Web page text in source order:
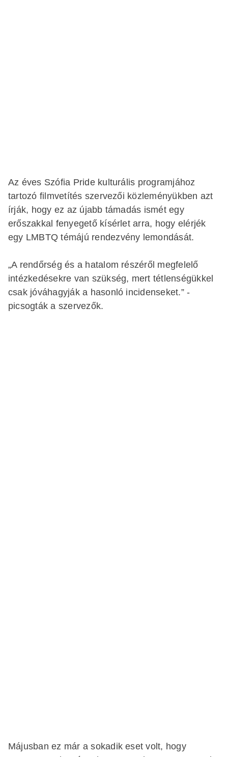
Az éves Szófia Pride kulturális programjához
tartozó filmvetítés szervezői közleményükben azt
írják, hogy ez az újabb támadás ismét egy
erőszakkal fenyegető kísérlet arra, hogy elérjék
egy LMBTQ témájú rendezvény lemondását.
„A rendőrség és a hatalom részéről megfelelő
intézkedésekre van szükség, mert tétlenségükkel
csak jóváhagyják a hasonló incidenseket.” -
picsogták a szervezők.
Májusban ez már a sokadik eset volt, hogy